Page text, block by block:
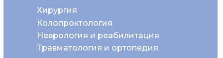
Неврология и реабилитация
Колопроктология
Хирургия
Травматология и ортопедия